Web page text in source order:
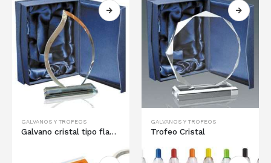
GALVANOS Y TROFEOS
Galvano cristal tipo flama
GALVANOS Y TROFEOS
Trofeo Cristal